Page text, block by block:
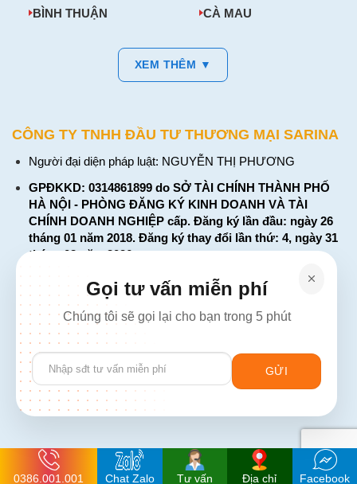
BÌNH THUẬN CÀ MAU
XEM THÊM ▼
CÔNG TY TNHH ĐẦU TƯ THƯƠNG MẠI SARINA
Người đại diện pháp luật: NGUYỄN THỊ PHƯƠNG
GPĐKKD: 0314861899 do SỞ TÀI CHÍNH THÀNH PHỐ
HÀ NỘI - PHÒNG ĐĂNG KÝ KINH DOANH VÀ TÀI
CHÍNH DOANH NGHIỆP cấp. Đăng ký lần đầu: ngày 26
tháng 01 năm 2018. Đăng ký thay đổi lần thứ: 4, ngày 31
tháng 03 năm 2026
226 Đường Láng, Đống Đa, Hà Nội
137 Đường Hòa Hưng, Phường 12, Quận 10, TP. Hồ Chí
Minh
Hotline: 1900 2106 - 0386 001 001
Email:Giaiphap3g@gmail.com
0386.001.001 Chat Zalo Tư vấn Địa chỉ Facebook
Gọi tư vấn miễn phí
Chúng tôi sẽ gọi lại cho bạn trong 5 phút
Please
leave
field